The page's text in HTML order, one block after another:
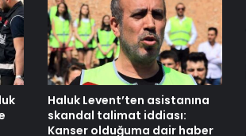
Haluk Levent’ten asistanına
skandal talimat iddiası:
Kanser olduğuma dair haber